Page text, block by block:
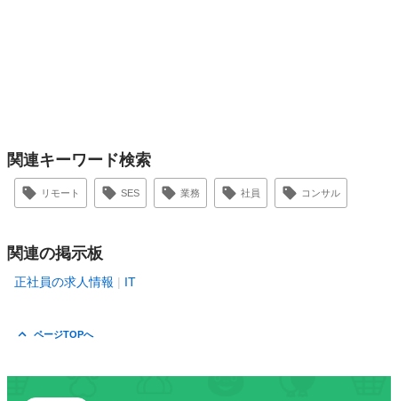
関連キーワード検索
リモート SES 業務 社員 コンサル
関連の掲示板
正社員の求人情報 IT
ページTOPへ